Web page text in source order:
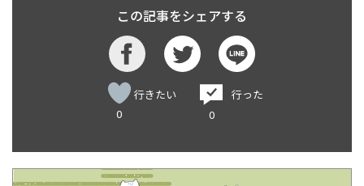
この記事をシェアする
0
行きたい
行った
0